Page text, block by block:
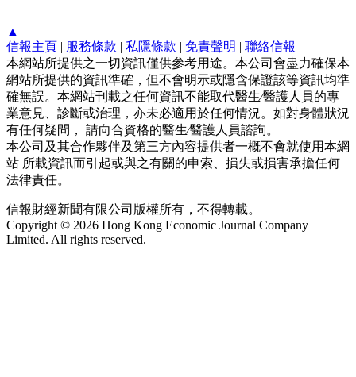
▲
信報主頁 | 服務條款 | 私隱條款 | 免責聲明 | 聯絡信報
本網站所提供之一切資訊僅供參考用途。本公司會盡力確保本
網站所提供的資訊準確，但不會明示或隱含保證該等資訊均準
確無誤。本網站刊載之任何資訊不能取代醫生∕醫護人員的專
業意見、診斷或治理，亦未必適用於任何情況。如對身體狀況
有任何疑問， 請向合資格的醫生∕醫護人員諮詢。
本公司及其合作夥伴及第三方內容提供者一概不會就使用本網
站 所載資訊而引起或與之有關的申索、損失或損害承擔任何
法律責任。
信報財經新聞有限公司版權所有，不得轉載。
Copyright © 2026 Hong Kong Economic Journal Company
Limited. All rights reserved.